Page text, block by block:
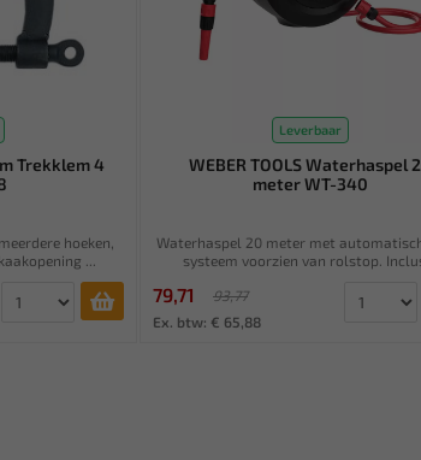
Trekklem 4
hoeken,
...
Leverbaar
WEBER TOOLS Waterhaspel
meter WT-340
Waterhaspel 20 meter met
systeem voorzien van rolstop.
79,71
93,77
Ex. btw: € 65,88